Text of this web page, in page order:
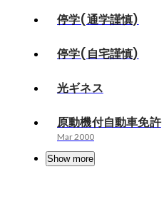
停学(通学謹慎)
停学(自宅謹慎)
光ギネス
原動機付自動車免許
Mar 2000
Show more